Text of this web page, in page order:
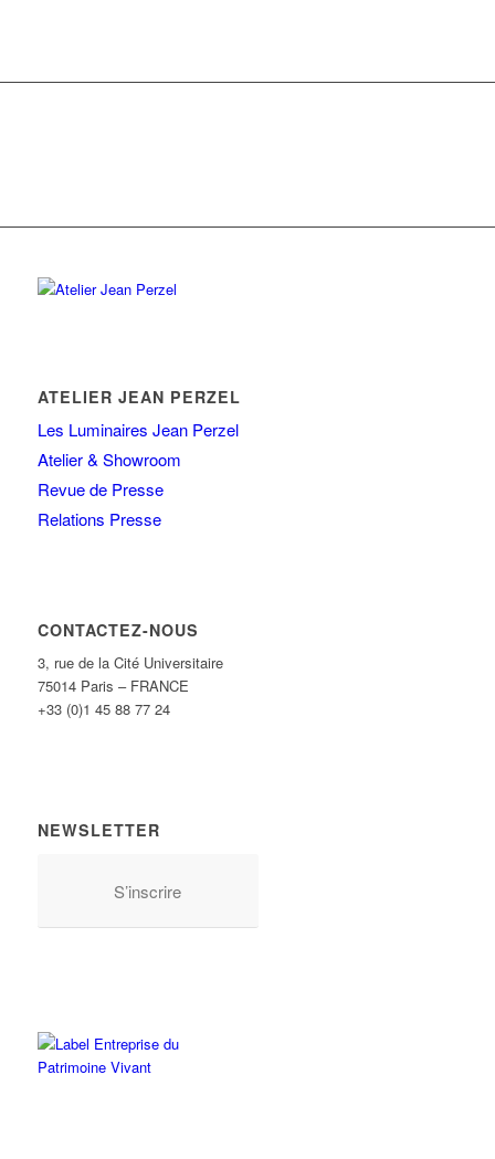
ATELIER JEAN PERZEL
Les Luminaires Jean Perzel
Atelier & Showroom
Revue de Presse
Relations Presse
CONTACTEZ-NOUS
3, rue de la Cité Universitaire
75014 Paris – FRANCE
+33 (0)1 45 88 77 24
NEWSLETTER
S’inscrire